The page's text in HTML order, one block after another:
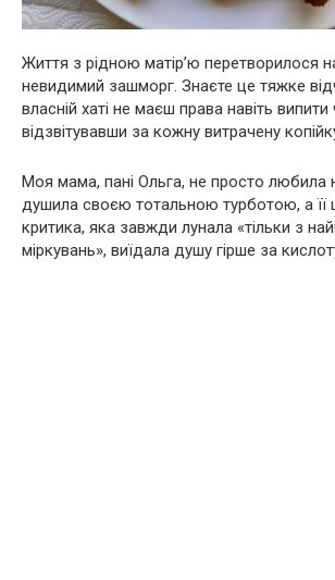
Життя з рідною матір’ю перетворилося
невидимий зашморг. Знаєте це тяжке
власній хаті не маєш права навіть
відзвітувавши за кожну витрачену
Моя мама, пані Ольга, не просто любила
душила своєю тотальною турботою, а
критика, яка завжди лунала «тільки з
міркувань», виїдала душу гірше за